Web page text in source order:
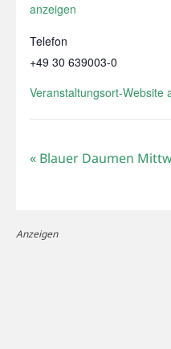
anzeigen
Telefon
+49 30 639003-0
Veranstaltungsort-Website
«Blauer Daumen
Anzeigen